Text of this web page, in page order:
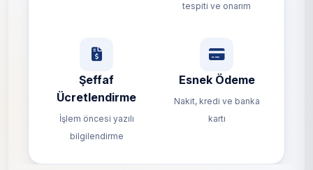
tespiti ve onarım
Şeffaf
Ücretlendirme
İşlem öncesi yazılı
bilgilendirme
Esnek Ödeme
Nakit, kredi ve banka
kartı